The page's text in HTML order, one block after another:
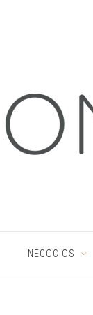
NEGOCIOS